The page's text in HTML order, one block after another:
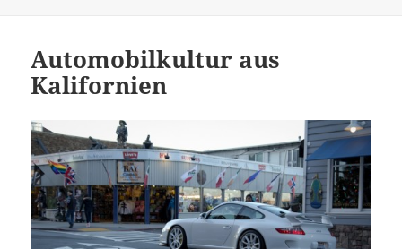
Automobilkultur aus
Kalifornien